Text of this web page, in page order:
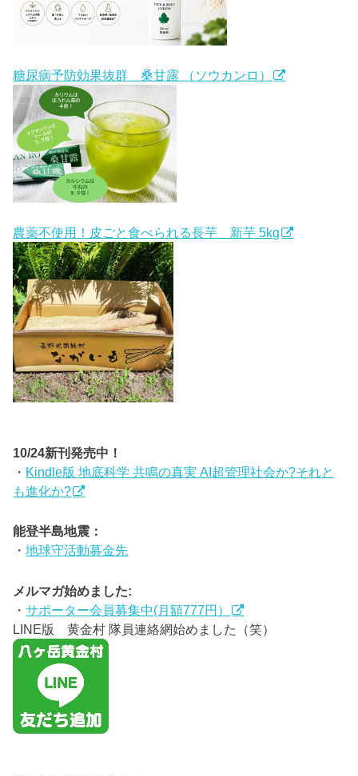
糖尿病予防効果抜群 桑甘露 （ソウカンロ）
農薬不使用！皮ごと食べられる長芋 新芋 5kg
10/24新刊発売中！
・ Kindle版 地底科学 共鳴の真実 AI超管理社会か?それと
も進化か?
能登半島地震：
・地球守活動募金先
メルマガ始めました:
・サポーター会員募集中(月額777円）
LINE版 黄金村 隊員連絡網始めました（笑）